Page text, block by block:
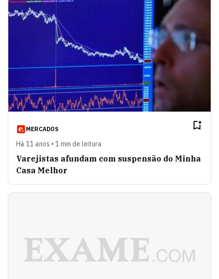
MERCADOS
Há 11 anos • 1 min de leitura
Varejistas afundam com suspensão do Minha
Casa Melhor